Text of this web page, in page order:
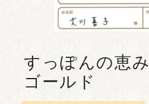
すっぽんの恵み
ゴールド